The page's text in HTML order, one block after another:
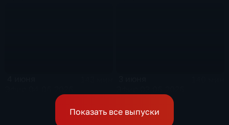
Показать все выпуски